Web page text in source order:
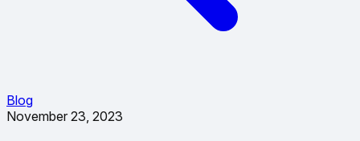
Blog
November 23, 2023